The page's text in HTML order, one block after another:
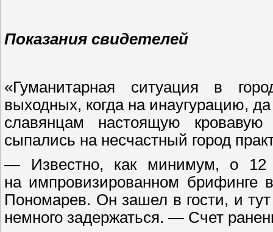
Показания свидетелей
«Гуманитарная ситуация в
выходных, когда на инаугурацию,
славянцам настоящую
сыпались на несчастный город
— Известно, как минимум, о
на импровизированном брифинге
Пономарев. Он зашел в гости, и
немного задержаться. — Счет